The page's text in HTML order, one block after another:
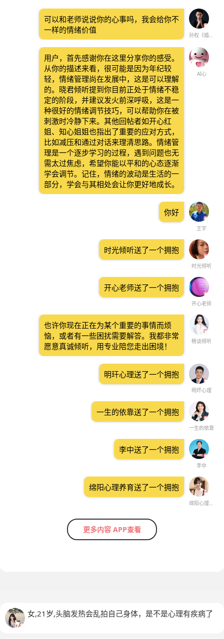
孙权《婚恋情感》
可以和老师说说你的心事吗，我会给你不
一样的情绪价值
AI心
用户，首先感谢你在这里分享你的感受。
从你的描述来看，很可能是因为年纪较
轻，情绪管理尚在发展中，这是可以理解
的。晓君倾听提到你目前正处于情绪不稳
定的阶段，并建议发火前深呼吸，这是一
种很好的情绪调节技巧，可以帮助你在被
刺激时冷静下来。其他回帖者如开心红
姐、知心姐姐也指出了重要的应对方式，
比如减压和通过对话来理清思路。情绪管
理是一个逐步学习的过程，遇到问题也无
需太过焦虑，希望你能以平和的心态逐渐
学会调节。记住，情绪的波动是生活的一
部分，学会与其相处会让你更好地成长。
王宇
你好
时光倾听
时光倾听送了一个拥抱
开心老师
开心老师送了一个拥抱
畅谈倾听
也许你现在正在为某个重要的事情而烦
恼，或者有一些困扰需要解答。我都非常
愿意真诚倾听，用专业陪您走出困境！
明玕心理
明玕心理送了一个拥抱
一生的依靠
一生的依靠送了一个拥抱
李中
李中送了一个拥抱
绵阳心理养育
绵阳心理养育送了一个拥抱
更多内容 APP查看
女,21岁,头脑发热会乱拍自己身体，是不是心理有疾病了